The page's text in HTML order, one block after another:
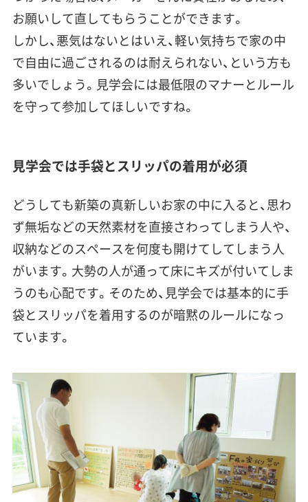
お願いして直してもらうことができます。
しかし、悪気はないとはいえ、軽い気持ちで家の中
で自由に過ごされるのは耐えられない、という方も
多いでしょう。見学会には最低限のマナーとルール
を守って参加してほしいですね。
見学会では手袋とスリッパの着用が必須
どうしても新築の真新しいお家の中に入ると、思わ
ず無垢などの天然素材を直接さわってしまう人や、
収納などのスペースを何度も開けてしてしまう人
がいます。大勢の人が通って床にキズが付いてしま
うのも心配です。そのため、見学会では基本的に手
袋とスリッパを着用するのが暗黙のルールになっ
ています。